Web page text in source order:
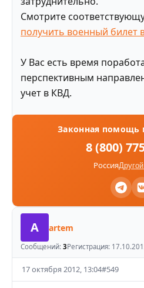
Смотрите
получить военный билет
У Вас есть время
перспективным
учет в КВД.
Законная помощь
8 (800)
Россия
A artem
Сообщений: 3Регистрация:
17 октября 2012, 13:04#549